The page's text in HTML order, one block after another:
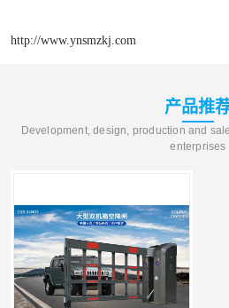
http://www.ynsmzkj.com
产品推
Development, design, production and
enterprises